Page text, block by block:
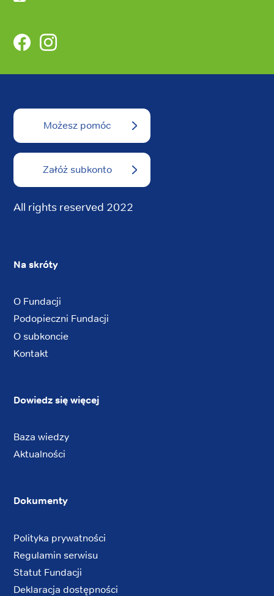
FacebookInstagram
Możesz pomóc
Załóż subkonto
All rights reserved 2022
Na skróty
O Fundacji
Podopieczni Fundacji
O subkoncie
Kontakt
Dowiedz się więcej
Baza wiedzy
Aktualności
Dokumenty
Polityka prywatności
Regulamin serwisu
Statut Fundacji
Deklaracja dostępności